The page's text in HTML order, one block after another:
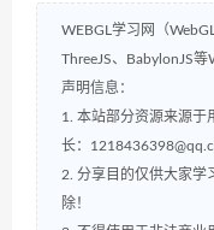
WEBGL学习网（
ThreeJS、BabylonJS等
声明信息：
1. 本站部分资源来源于
长：
2. 分享目的仅供大家学
除！